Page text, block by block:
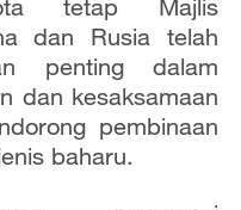
tetap Majlis
dan Rusia telah
penting dalam
dan kesaksamaan
pembinaan
baharu.